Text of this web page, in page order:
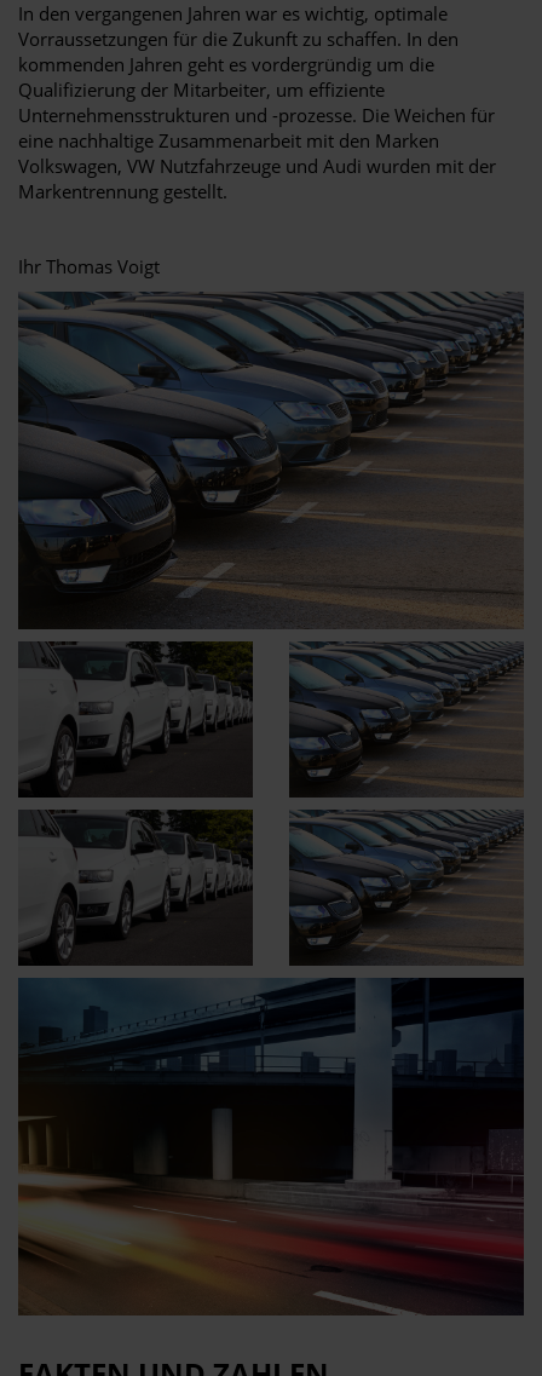
In den vergangenen Jahren war es wichtig, optimale
Vorraussetzungen für die Zukunft zu schaffen. In den
kommenden Jahren geht es vordergründig um die
Qualifizierung der Mitarbeiter, um effiziente
Unternehmensstrukturen und -prozesse. Die Weichen für
eine nachhaltige Zusammenarbeit mit den Marken
Volkswagen, VW Nutzfahrzeuge und Audi wurden mit der
Markentrennung gestellt.
Ihr Thomas Voigt